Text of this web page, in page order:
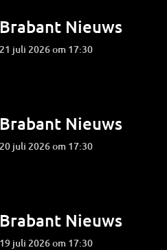
Brabant Nieuws
21 juli 2026 om 17:30
Brabant Nieuws
20 juli 2026 om 17:30
Brabant Nieuws
19 juli 2026 om 17:30